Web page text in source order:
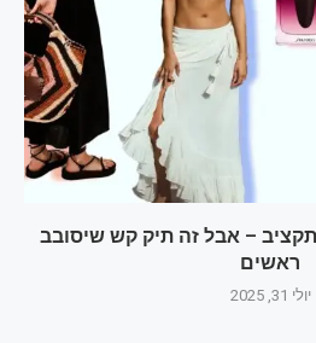
– אבל זה תיק קש שיסובב
ראשים
יולי 31, 2025